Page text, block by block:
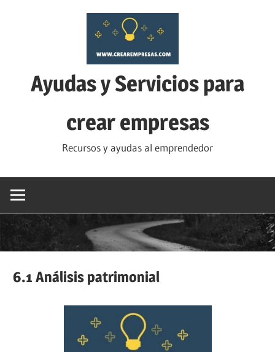
Ayudas y Servicios para
crear empresas
Recursos y ayudas al emprendedor
6.1 Análisis patrimonial